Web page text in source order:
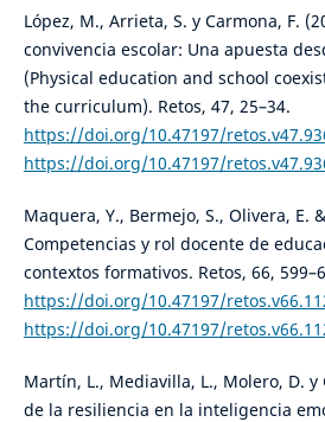
López, M., Arrieta, S. y Carmona, F.
convivencia escolar: Una apuesta
(Physical education and school
the curriculum). Retos, 47, 25–34.
https://doi.org/10.47197/
https://doi.org/10.47197/
Maquera, Y., Bermejo, S., Olivera, E.
Competencias y rol docente de
contextos formativos. Retos, 66,
https://doi.org/10.47197/
https://doi.org/10.47197/
Martín, L., Mediavilla, L., Molero, D. y
de la resiliencia en la inteligencia